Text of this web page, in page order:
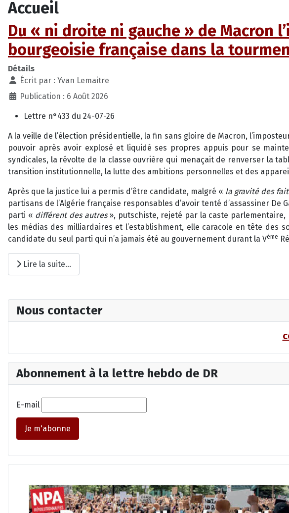
Accueil
Du « ni droite ni gauche » de Macron
bourgeoisie française dans la
Détails
Écrit par : Yvan Lemaitre
Publication : 6 Août 2026
Lettre n°433 du 24-07-26
A la veille de l’élection présidentielle, la fin sans gloire de Macron,
pouvoir après avoir explosé et liquidé ses propres appuis pour se
syndicales, la révolte de la classe ouvrière qui menaçait de renverser la
transition institutionnelle, la lutte des ambitions personnelles et des
Après que la justice lui a permis d’être candidate, malgré « la gravité des
partisans de l’Algérie française responsables d’avoir tenté d’assassiner
parti « différent des autres», putschiste, rejeté par la caste
les médias des milliardaires et l’establishment, elle caracole en tête des
candidate du seul parti qui n’a jamais été au gouvernement durant la Vème
Lire la suite...
Nous contacter
Abonnement à la lettre hebdo de DR
E-mail
Je m'abonne